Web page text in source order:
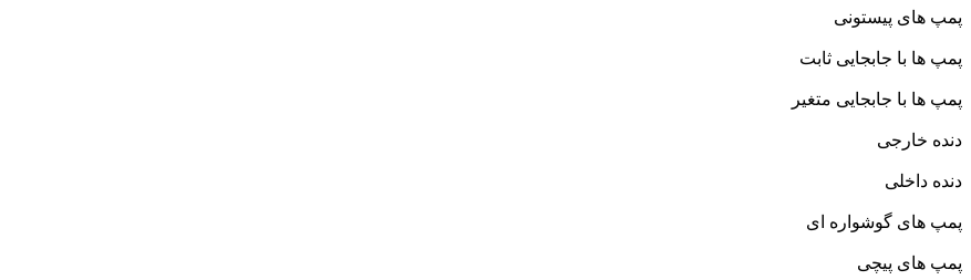
پمپ های پیستونی
پمپ ها با جابجایی ثابت
پمپ ها با جابجایی متغیر
دنده خارجی
دنده داخلی
پمپ های گوشواره ای
پمپ های پیچی